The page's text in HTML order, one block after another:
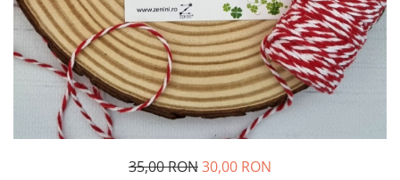
35,00 RON30,00 RON